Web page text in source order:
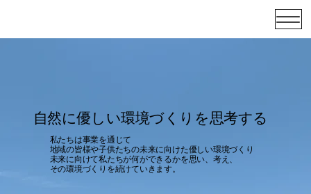
​自然に優しい環境づくりを思考する
私たちは事業を通じて
地域の皆様や子供たちの未来に向けた優しい環境づくり​
未来に向けて私たちが何ができるかを思い、考え、
​その環境づくりを続けていきます。